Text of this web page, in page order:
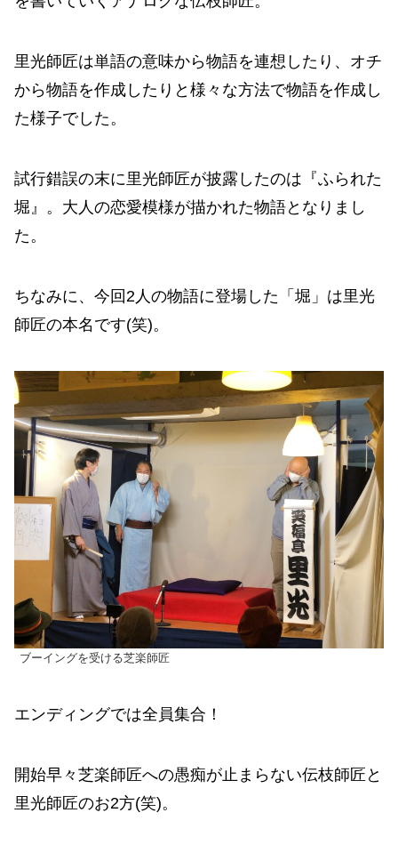
里光師匠は単語の意味から物語を連想したり、オチ
から物語を作成したりと様々な方法で物語を作成し
た様子でした。
試行錯誤の末に里光師匠が披露したのは『ふられた
堀』。大人の恋愛模様が描かれた物語となりまし
た。
ちなみに、今回2人の物語に登場した「堀」は里光
師匠の本名です(笑)。
ブーイングを受ける芝楽師匠
エンディングでは全員集合！
開始早々芝楽師匠への愚痴が止まらない伝枝師匠と
里光師匠のお2方(笑)。